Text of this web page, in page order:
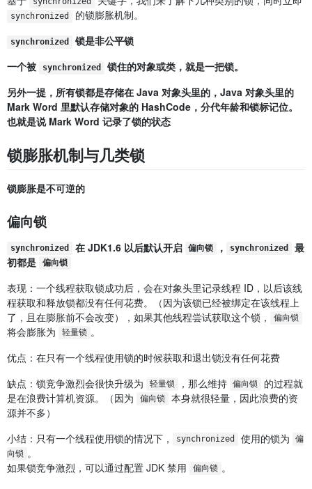
synchronized 的锁膨胀机制。
synchronized
锁是非公平锁
一个被
synchronized
锁住的对象或类，就是一把锁。
另外一提，所有锁都是存储在 Java 对象头里的，Java 对象头里的
Mark Word 里默认存储对象的 HashCode，分代年龄和锁标记位。
也就是说 Mark Word 记录了锁的状态
锁膨胀机制与几类锁
锁膨胀是不可逆的
偏向锁
synchronized 在 JDK1.6 以后默认开启 偏向锁 ， synchronized
最
初都是
偏向锁
表现：一个线程获取锁成功后，会在对象头里记录线程 ID，以后该线
程获取和释放锁都没有任何花费。（因为该锁已经被绑定在该线程上
了，且在膨胀前不会改变），如果其他线程尝试获取这个锁，
偏向锁
将会膨胀为 轻量锁 。
优点：在只有一个线程使用锁的时候获取和退出锁没有任何花费
缺点：锁竞争激烈会很快升级为
轻量锁 ，那么维持 偏向锁
的过程就
是在浪费计算机资源。（因为
偏向锁
本身就很轻量，因此浪费的资
源并不多）
小结：只有一个线程使用锁的情况下，
synchronized 使用的锁为
偏
向锁 。
如果锁竞争激烈，可以通过配置 JDK 禁用
偏向锁 。